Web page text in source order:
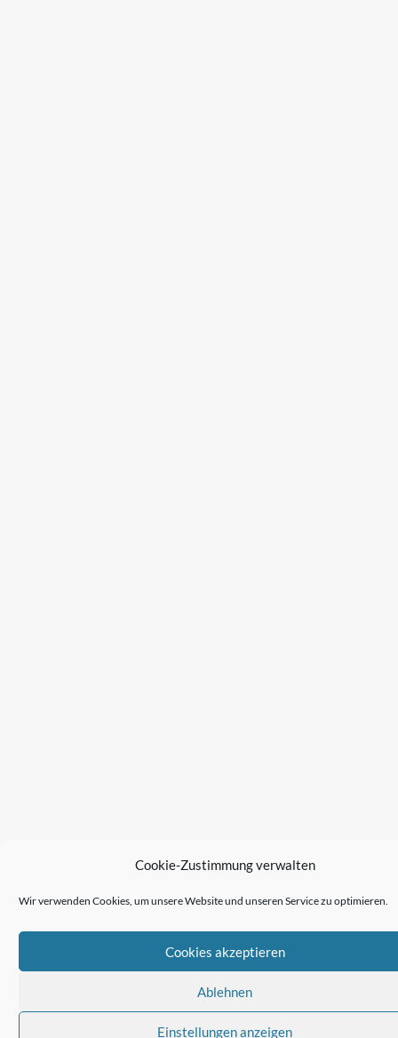
Cookie-Zustimmung verwalten
Wir verwenden Cookies, um unsere Website und unseren Service zu optimieren.
Cookies akzeptieren
Ablehnen
Einstellungen anzeigen